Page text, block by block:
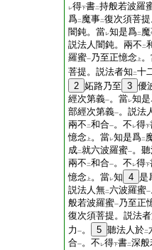
レ得下書二持般若波羅
爲二 魔事二復次須菩
闇鈍。當レ知是爲二
説法人闇鈍。兩不 二
羅蜜一 乃至正憶念 上
菩提。説法者知 二十
2 妬路乃至 3 優
經次第義一。當レ知
部經次第義一。説法
兩不 二和合一。不 レ得下
憶念 上 。當レ知是爲二
成二就六波羅蜜一。
兩不 二和合一。不 レ得下
憶念 上 。當レ知 4 是
説法人無二六波羅蜜一
般若波羅蜜一 乃至正
復次須菩提。説法
力 一。 5 聽法人於二
合一。不 レ得下書二深般